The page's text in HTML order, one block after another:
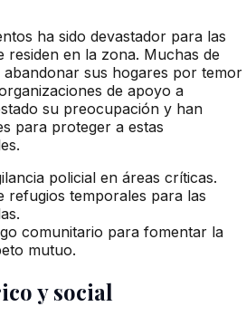
ha sido devastador para las
residen en la zona. Muchas de
sus hogares por temor
de apoyo a
su preocupación y han
para proteger a estas
policial en áreas críticas.
refugios temporales para las
comunitario para fomentar la
mutuo.
y social